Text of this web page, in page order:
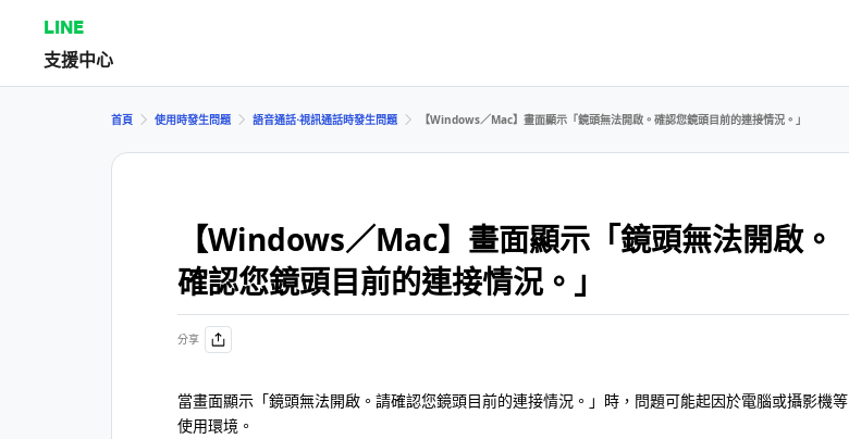
LINE
支援中心
首頁 使用時發生問題 語音通話⋅視訊通話時發生問題 【Windows／Mac】畫面顯示「鏡頭無法開啟。確認您鏡頭目前的連接情況。」
【Windows／Mac】畫面顯示「鏡頭無法開啟。
確認您鏡頭目前的連接情況。」
分享
當畫面顯示「鏡頭無法開啟。請確認您鏡頭目前的連接情況。」時，問題可能起因於電腦或攝影機等
使用環境。